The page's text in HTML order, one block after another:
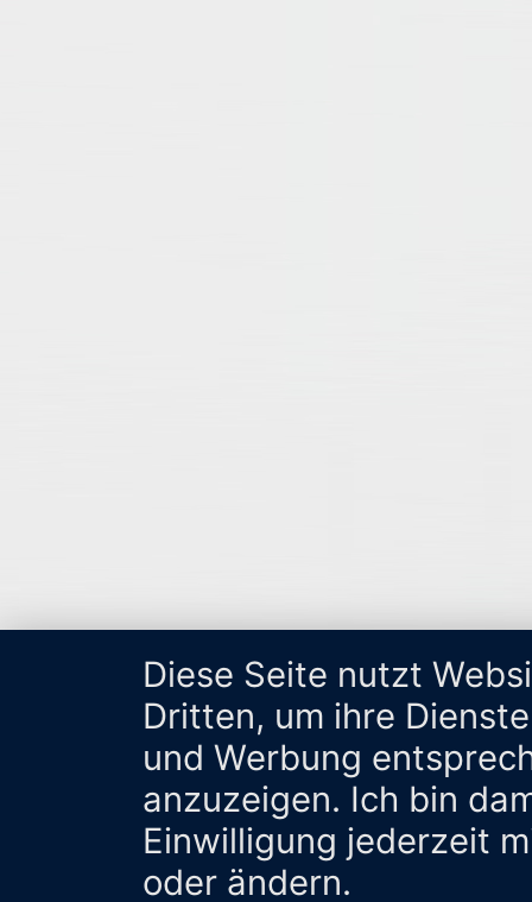
Diese Seite nutzt
Dritten, um ihre
und Werbung
anzuzeigen. Ich bin
Einwilligung jederzeit
oder ändern.